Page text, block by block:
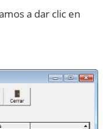
a dar clic en